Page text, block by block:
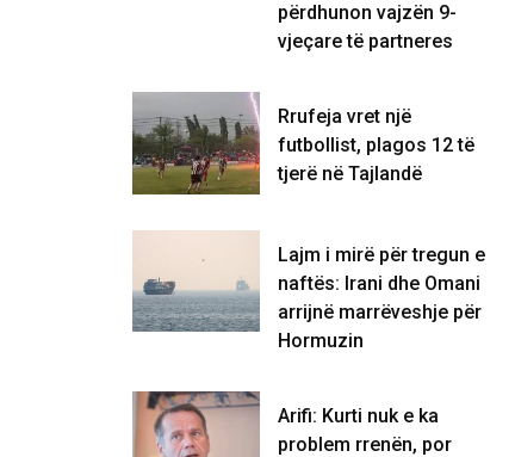
përdhunon vajzën 9-
vjeçare të partneres
Rrufeja vret një
futbollist, plagos 12 të
tjerë në Tajlandë
Lajm i mirë për tregun e
naftës: Irani dhe Omani
arrijnë marrëveshje për
Hormuzin
Arifi: Kurti nuk e ka
problem rrenën, por